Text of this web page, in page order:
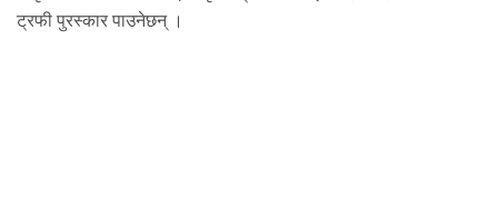
ट्रफी पुरस्कार पाउनेछन् ।